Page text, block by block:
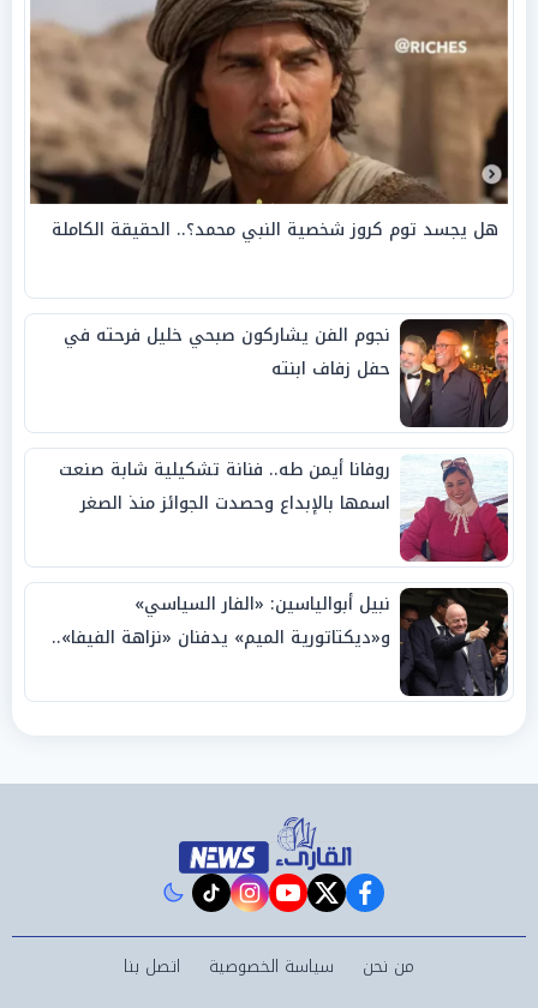
هل يجسد توم كروز شخصية النبي محمد؟.. الحقيقة الكاملة
نجوم الفن يشاركون صبحي خليل فرحته في
حفل زفاف ابنته
روفانا أيمن طه.. فنانة تشكيلية شابة صنعت
اسمها بالإبداع وحصدت الجوائز منذ الصغر
نبيل أبوالياسين: «الفار السياسي»
و«ديكتاتورية الميم» يدفنان «نزاهة الفيفا»..
facebook
twitter
youtube
instagram
tiktok
من نحن سياسة الخصوصية اتصل بنا